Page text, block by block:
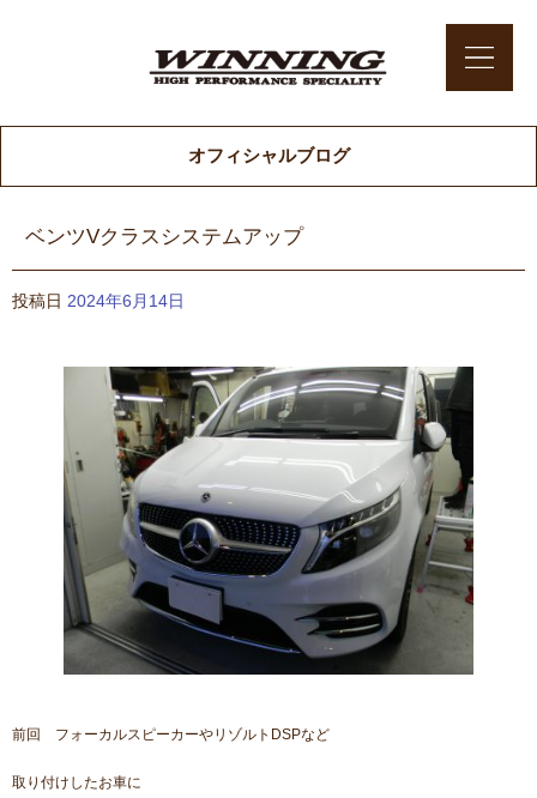
オフィシャルブログ
ベンツVクラスシステムアップ
投稿日 2024年6月14日
前回 フォーカルスピーカーやリゾルトDSPなど
取り付けしたお車に